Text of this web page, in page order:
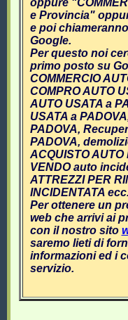
oppure
e Provincia"
e poi
Google.
Per questo noi
primo posto su
COMMERCIO
COMPRO AUTO
AUTO USATA a
USATA a
PADOVA,
PADOVA,
ACQUISTO AUTO
VENDO auto
ATTREZZI PER
INCIDENTATA
Per ottenere un
web che arrivi ai
con il nostro sito
saremo lieti di
informazioni ed i
servizio.